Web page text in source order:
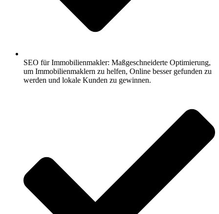
SEO für Immobilienmakler: Maßgeschneiderte Optimierung,
um Immobilienmaklern zu helfen, Online besser gefunden zu
werden und lokale Kunden zu gewinnen.